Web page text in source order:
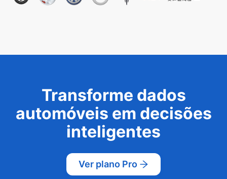
Transforme dados
automóveis em decisões
inteligentes
Ver plano Pro